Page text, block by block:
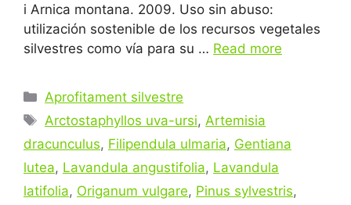
i Arnica montana. 2009. Uso sin abuso:
utilización sostenible de los recursos vegetales
silvestres como vía para su … Read more
Categories
Aprofitament silvestre
Tags
Arctostaphyllos uva-ursi, Artemisia
dracunculus, Filipendula ulmaria, Gentiana
lutea, Lavandula angustifolia, Lavandula
latifolia, Origanum vulgare, Pinus sylvestris,